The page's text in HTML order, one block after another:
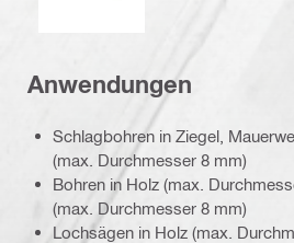
Anwendungen
Schlagbohren in Ziegel,
(max. Durchmesser 8 mm)
Bohren in Holz (max.
(max. Durchmesser 8 mm)
Lochsägen in Holz (max.